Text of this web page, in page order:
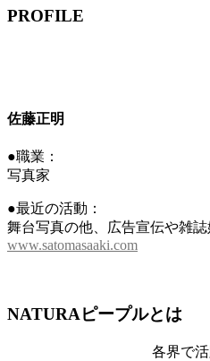
PROFILE
佐藤正明
●職業：
写真家
●最近の活動：
舞台写真の他、広告宣伝や雑
www.satomasaaki.com
NATURAピープルとは
各界で